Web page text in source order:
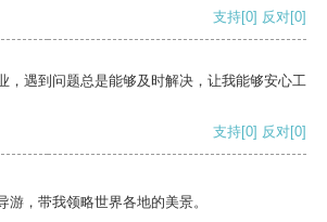
支持[0] 反对[0]
，遇到问题总是能够及时解决，让我能够安心工
支持[0] 反对[0]
游，带我领略世界各地的美景。